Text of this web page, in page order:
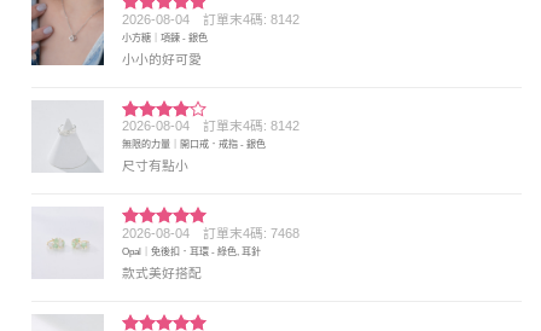
評分5 滿
分 5
2026-08-04 訂單末4碼: 8142
小方糖｜項鍊 - 銀色
小小的好可愛
評分4
滿分 5
2026-08-04 訂單末4碼: 8142
無限的力量｜開口戒．戒指 - 銀色
尺寸有點小
評分5 滿
分 5
2026-08-04 訂單末4碼: 7468
Opal｜免後扣．耳環 - 綠色, 耳針
款式美好搭配